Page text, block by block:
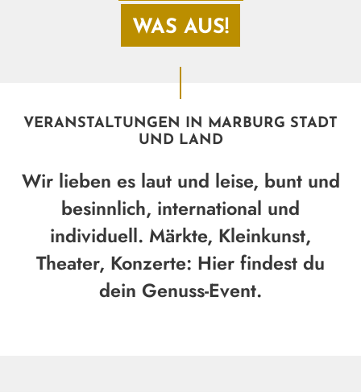
WAS AUS!
VERANSTALTUNGEN IN MARBURG STADT
UND LAND
Wir lieben es laut und leise, bunt und
besinnlich, international und
individuell. Märkte, Kleinkunst,
Theater, Konzerte: Hier findest du
dein Genuss-Event.